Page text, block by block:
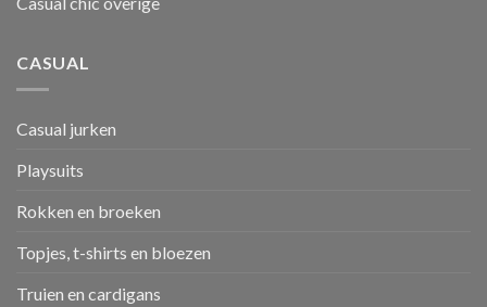
CASUAL
Casual jurken
Playsuits
Rokken en broeken
Topjes, t-shirts en bloezen
Truien en cardigans